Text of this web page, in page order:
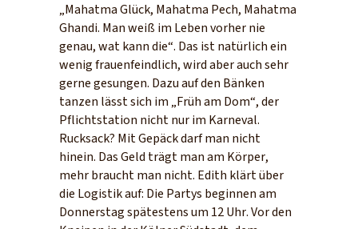
„Mahatma Glück, Mahatma Pech, Mahatma
Ghandi. Man weiß im Leben vorher nie
genau, wat kann die“. Das ist natürlich ein
wenig frauenfeindlich, wird aber auch sehr
gerne gesungen. Dazu auf den Bänken
tanzen lässt sich im „Früh am Dom“, der
Pflichtstation nicht nur im Karneval.
Rucksack? Mit Gepäck darf man nicht
hinein. Das Geld trägt man am Körper,
mehr braucht man nicht. Edith klärt über
die Logistik auf: Die Partys beginnen am
Donnerstag spätestens um 12 Uhr. Vor den